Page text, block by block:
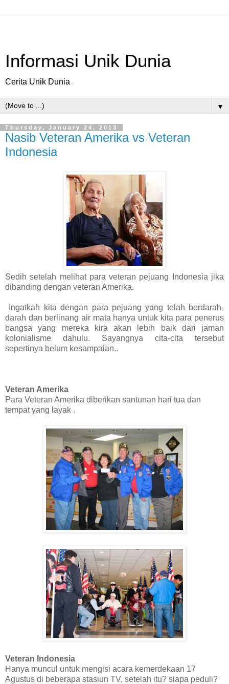
Informasi Unik Dunia
Cerita Unik Dunia
▼
Thursday, January 24, 2013
Nasib Veteran Amerika vs Veteran
Indonesia
Sedih setelah melihat para veteran pejuang Indonesia jika
dibanding dengan veteran Amerika.
Ingatkah kita dengan para pejuang yang telah berdarah-
darah dan berlinang air mata hanya untuk kita para penerus
bangsa yang mereka kira akan lebih baik dari jaman
kolonialisme dahulu. Sayangnya cita-cita tersebut
sepertinya belum kesampaian..
Veteran Amerika
Para Veteran Amerika diberikan santunan hari tua dan
tempat yang layak .
Veteran Indonesia
Hanya muncul untuk mengisi acara kemerdekaan 17
Agustus di beberapa stasiun TV, setelah itu? siapa peduli?